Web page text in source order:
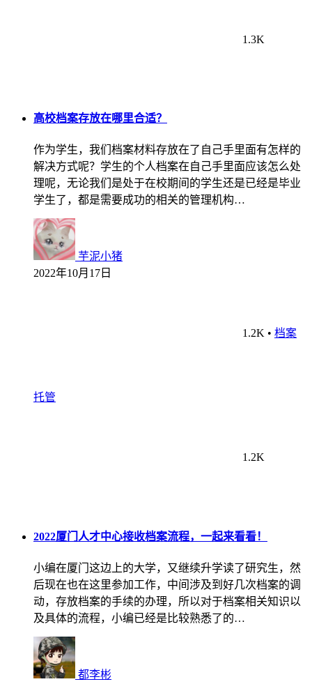
1.3K
高校档案存放在哪里合适？
作为学生，我们档案材料存放在了自己手里面有怎样的
解决方式呢？学生的个人档案在自己手里面应该怎么处
理呢，无论我们是处于在校期间的学生还是已经是毕业
学生了，都是需要成功的相关的管理机构…
芋泥小猪
2022年10月17日
1.2K • 档案
托管
1.2K
2022厦门人才中心接收档案流程，一起来看看！
小编在厦门这边上的大学，又继续升学读了研究生，然
后现在也在这里参加工作，中间涉及到好几次档案的调
动，存放档案的手续的办理，所以对于档案相关知识以
及具体的流程，小编已经是比较熟悉了的…
都李彬